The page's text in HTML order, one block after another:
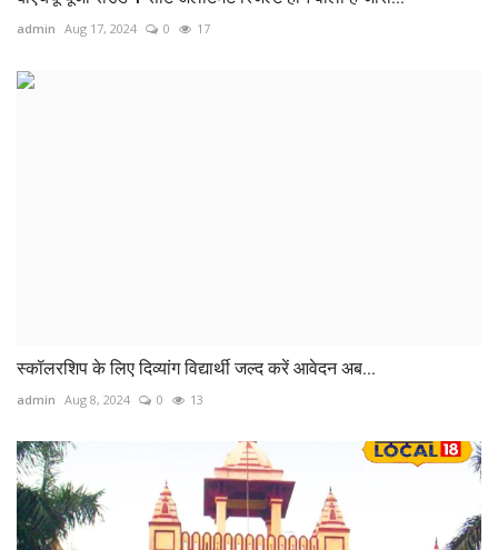
admin Aug 17, 2024 0 17
स्कॉलरशिप के लिए दिव्यांग विद्यार्थी जल्द करें आवेदन अब...
admin Aug 8, 2024 0 13